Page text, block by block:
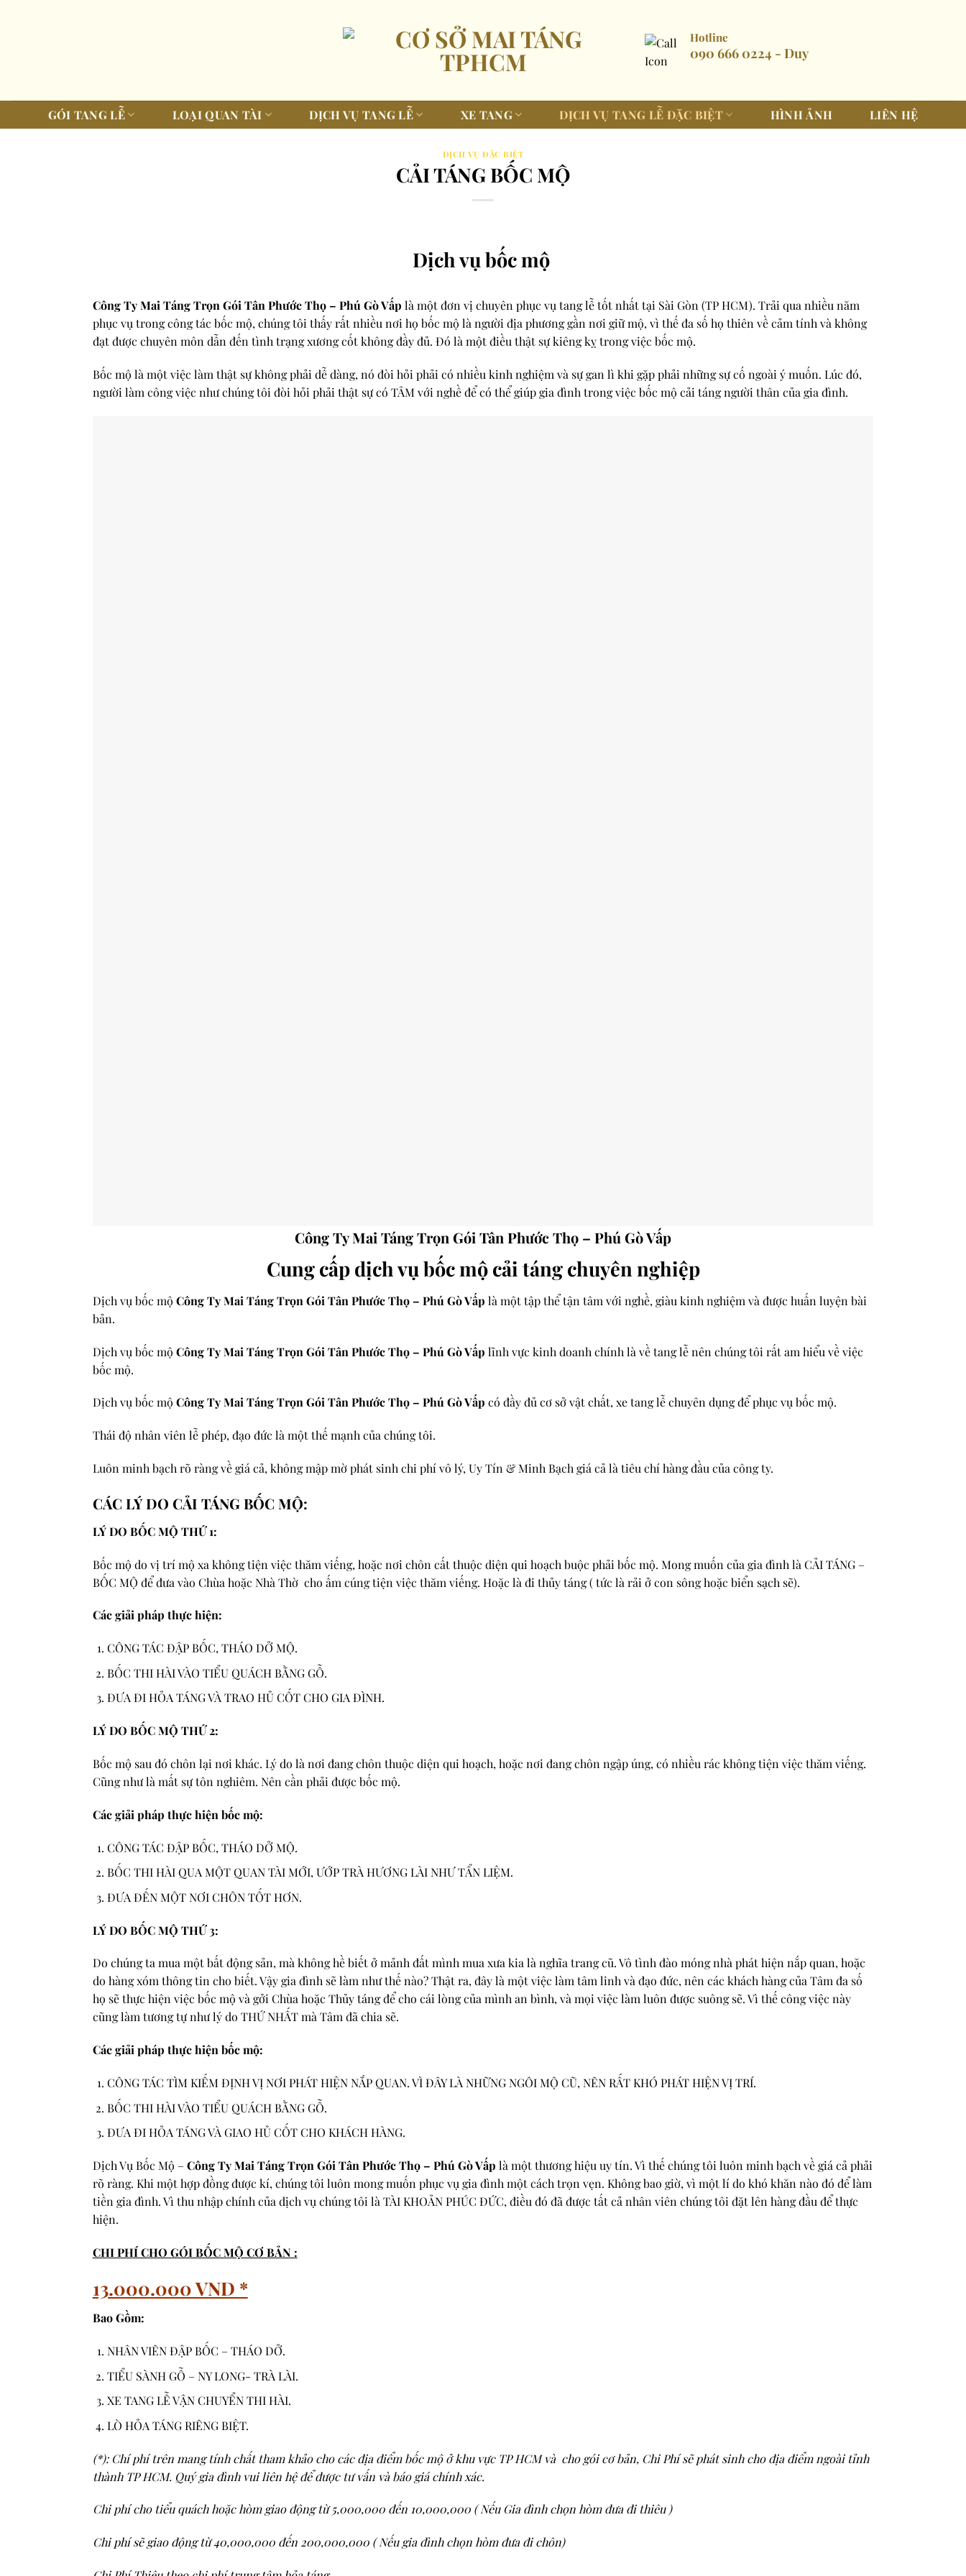
Hotline
090 666 0224 - Duy
GÓI TANG LỄ LOẠI QUAN TÀI DỊCH VỤ TANG LỄ XE TANG DỊCH VỤ TANG LỄ ĐẶC BIỆT HÌNH ẢNH LIÊN HỆ
DỊCH VỤ ĐẶC BIỆT
CẢI TÁNG BỐC MỘ
Dịch vụ bốc mộ
Công Ty Mai Táng Trọn Gói Tân Phước Thọ – Phú Gò Vấp là một đơn vị chuyên phục vụ tang lễ tốt nhất tại Sài Gòn (TP HCM). Trải qua nhiều năm
phục vụ trong công tác bốc mộ, chúng tôi thấy rất nhiều nơi họ bốc mộ là người địa phương gần nơi giữ mộ, vì thế đa số họ thiên về cảm tính và không
đạt được chuyên môn dẫn đến tình trạng xương cốt không đầy đủ. Đó là một điều thật sự kiêng kỵ trong việc bốc mộ.
Bốc mộ là một việc làm thật sự không phải dễ dàng, nó đòi hỏi phải có nhiều kinh nghiệm và sự gan lì khi gặp phải những sự cố ngoài ý muốn. Lúc đó,
người làm công việc như chúng tôi đòi hỏi phải thật sự có TÂM với nghề để có thể giúp gia đình trong việc bốc mộ cải táng người thân của gia đình.
Công Ty Mai Táng Trọn Gói Tân Phước Thọ – Phú Gò Vấp
Cung cấp dịch vụ bốc mộ cải táng chuyên nghiệp
Dịch vụ bốc mộ Công Ty Mai Táng Trọn Gói Tân Phước Thọ – Phú Gò Vấp là một tập thể tận tâm với nghề, giàu kinh nghiệm và được huấn luyện bài
bản.
Dịch vụ bốc mộ Công Ty Mai Táng Trọn Gói Tân Phước Thọ – Phú Gò Vấp lĩnh vực kinh doanh chính là về tang lễ nên chúng tôi rất am hiểu về việc
bốc mộ.
Dịch vụ bốc mộ Công Ty Mai Táng Trọn Gói Tân Phước Thọ – Phú Gò Vấp có đầy đủ cơ sở vật chất, xe tang lễ chuyên dụng để phục vụ bốc mộ.
Thái độ nhân viên lễ phép, đạo đức là một thế mạnh của chúng tôi.
Luôn minh bạch rõ ràng về giá cả, không mập mờ phát sinh chi phí vô lý, Uy Tín & Minh Bạch giá cả là tiêu chí hàng đầu của công ty.
CÁC LÝ DO CẢI TÁNG BỐC MỘ:
LÝ DO BỐC MỘ THỨ 1:
Bốc mộ do vị trí mộ xa không tiện việc thăm viếng, hoặc nơi chôn cất thuộc diện qui hoạch buộc phải bốc mộ. Mong muốn của gia đình là CẢI TÁNG –
BỐC MỘ để đưa vào Chùa hoặc Nhà Thờ cho ấm cúng tiện việc thăm viếng. Hoặc là đi thủy táng ( tức là rải ở con sông hoặc biển sạch sẽ).
Các giải pháp thực hiện:
CÔNG TÁC ĐẬP BỐC, THÁO DỞ MỘ.
BỐC THI HÀI VÀO TIỂU QUÁCH BẰNG GỖ.
ĐƯA ĐI HỎA TÁNG VÀ TRAO HỦ CỐT CHO GIA ĐÌNH.
LÝ DO BỐC MỘ THỨ 2:
Bốc mộ sau đó chôn lại nơi khác. Lý do là nơi đang chôn thuộc diện qui hoạch, hoặc nơi đang chôn ngập úng, có nhiều rác không tiện việc thăm viếng.
Cũng như là mất sự tôn nghiêm. Nên cần phải được bốc mộ.
Các giải pháp thực hiện bốc mộ:
CÔNG TÁC ĐẬP BỐC, THÁO DỞ MỘ.
BỐC THI HÀI QUA MỘT QUAN TÀI MỚI, ƯỚP TRÀ HƯƠNG LÀI NHƯ TẨN LIỆM.
ĐƯA ĐẾN MỘT NƠI CHÔN TỐT HƠN.
LÝ DO BỐC MỘ THỨ 3:
Do chúng ta mua một bất động sản, mà không hề biết ở mảnh đất mình mua xưa kia là nghĩa trang cũ. Vô tình đào móng nhà phát hiện nắp quan, hoặc
do hàng xóm thông tin cho biết. Vậy gia đình sẽ làm như thế nào? Thật ra, đây là một việc làm tâm linh và đạo đức, nên các khách hàng của Tâm đa số
họ sẽ thực hiện việc bốc mộ và gởi Chùa hoặc Thủy táng để cho cái lòng của mình an bình, và mọi việc làm luôn được suông sẽ. Vì thế công việc này
cũng làm tương tự như lý do THỨ NHẤT mà Tâm đã chia sẽ.
Các giải pháp thực hiện bốc mộ:
CÔNG TÁC TÌM KIẾM ĐỊNH VỊ NƠI PHÁT HIỆN NẮP QUAN. VÌ ĐÂY LÀ NHỮNG NGÔI MỘ CŨ, NÊN RẤT KHÓ PHÁT HIỆN VỊ TRÍ.
BỐC THI HÀI VÀO TIỂU QUÁCH BẰNG GỖ.
ĐƯA ĐI HỎA TÁNG VÀ GIAO HỦ CỐT CHO KHÁCH HÀNG.
Dịch Vụ Bốc Mộ –Công Ty Mai Táng Trọn Gói Tân Phước Thọ – Phú Gò Vấp là một thương hiệu uy tín. Vì thế chúng tôi luôn minh bạch về giá cả phải
rõ ràng. Khi một hợp đồng được kí, chúng tôi luôn mong muốn phục vụ gia đình một cách trọn vẹn. Không bao giờ, vì một lí do khó khăn nào đó để làm
tiền gia đình. Vì thu nhập chính của dịch vụ chúng tôi là TÀI KHOẢN PHÚC ĐỨC, điều đó đã được tất cả nhân viên chúng tôi đặt lên hàng đầu để thực
hiện.
CHI PHÍ CHO GÓI BỐC MỘ CƠ BẢN :
13.000.000 VND *
Bao Gồm:
NHÂN VIÊN ĐẬP BỐC – THÁO DỞ.
TIỂU SÀNH GỖ – NY LONG- TRÀ LÀI.
XE TANG LỄ VẬN CHUYỂN THI HÀI.
LÒ HỎA TÁNG RIÊNG BIỆT.
(*): Chí phí trên mang tính chất tham khảo cho các địa điểm bốc mộ ở khu vực TP HCM và cho gói cơ bản, Chi Phí sẽ phát sinh cho địa điểm ngoài tỉnh
thành TP HCM. Quý gia đình vui liên hệ để được tư vấn và báo giá chính xác.
Chi phí cho tiểu quách hoặc hòm giao động từ 5,000,000 đến 10,000,000 ( Nếu Gia đình chọn hòm đưa đi thiêu )
Chi phí sẽ giao động từ 40,000,000 đến 200,000,000 ( Nếu gia đình chọn hòm đưa đi chôn)